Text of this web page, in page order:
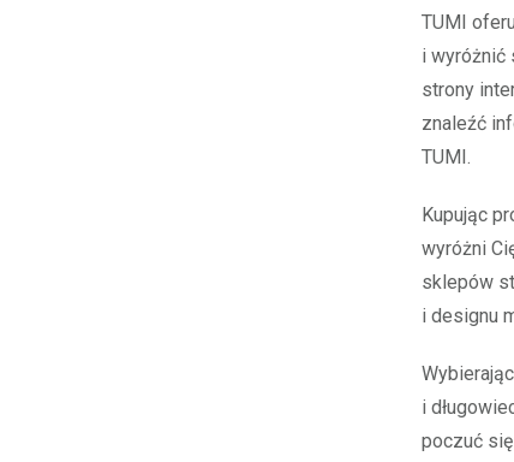
TUMI
i wyróżnić
strony
znaleźć
TUMI.
Kupując
wyróżni
sklepów
i designu
i
poczuć